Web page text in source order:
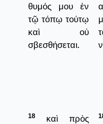
θυμός μου ἐν
τῷ τόπῳ τούτῳ
καὶ οὐ
σβεσθήσεται.
18
καὶ πρὸς